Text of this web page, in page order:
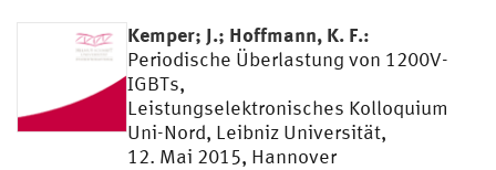
Kemper; J.; Hoffmann, K. F.:
Periodische Überlastung von 1200V-
IGBTs,
Leistungselektronisches Kolloquium
Uni-Nord, Leibniz Universität,
12. Mai 2015, Hannover